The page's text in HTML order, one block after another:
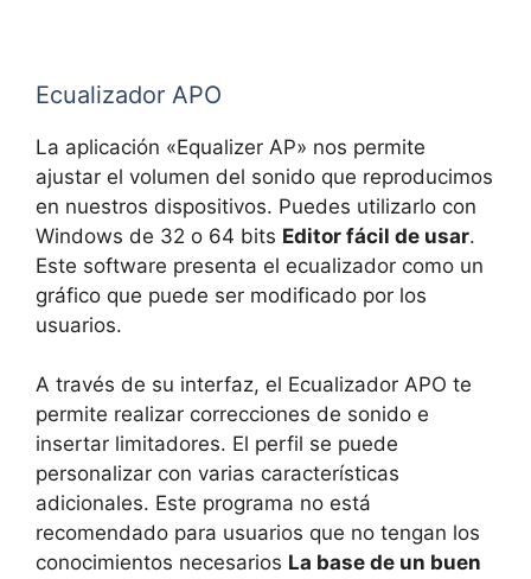
Ecualizador APO
La aplicación «Equalizer AP» nos permite
ajustar el volumen del sonido que reproducimos
en nuestros dispositivos. Puedes utilizarlo con
Windows de 32 o 64 bits Editor fácil de usar.
Este software presenta el ecualizador como un
gráfico que puede ser modificado por los
usuarios.
A través de su interfaz, el Ecualizador APO te
permite realizar correcciones de sonido e
insertar limitadores. El perfil se puede
personalizar con varias características
adicionales. Este programa no está
recomendado para usuarios que no tengan los
conocimientos necesarios La base de un buen